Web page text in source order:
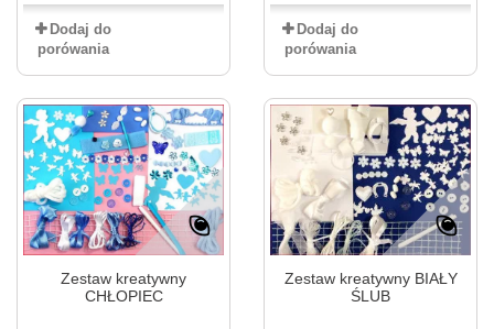
Dodaj do
porówania
Dodaj do
porówania
Zestaw kreatywny
CHŁOPIEC
Zestaw kreatywny BIAŁY
ŚLUB